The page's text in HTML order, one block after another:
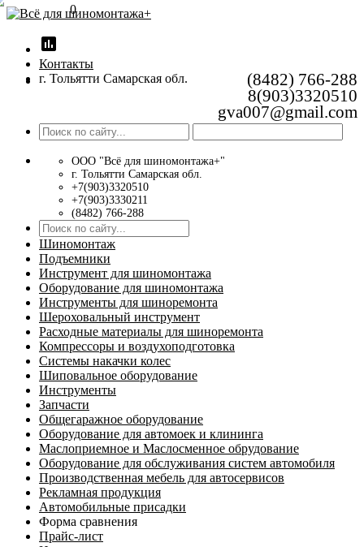
insert_chart
0
Контакты
г. Тольятти Самарская обл.
(8482) 766-288
8(903)3320510
gva007@gmail.com
ООО "Всё для шиномонтажа+"
г. Тольятти Самарская обл.
+7(903)3320510
+7(903)3330211
(8482) 766-288
Шиномонтаж
Подъемники
Инструмент для шиномонтажа
Оборудование для шиномонтажа
Инструменты для шиноремонта
Шероховальный инструмент
Расходные материалы для шиноремонта
Компрессоры и воздухоподготовка
Системы накачки колес
Шиповальное оборудование
Инструменты
Запчасти
Общегаражное оборудование
Оборудование для автомоек и клининга
Маслоприемное и Маслосменное обрудование
Оборудование для обслуживания систем автомобиля
Производственная мебель для автосервисов
Рекламная продукция
Автомобильные присадки
Форма сравнения
Прайс-лист